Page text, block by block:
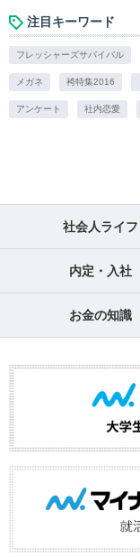
注目キーワード
フレッシャーズサバイバル
メガネ 袴特集2016
アンケート 社内恋愛
社会人ライフ
内定・入社
お金の知識